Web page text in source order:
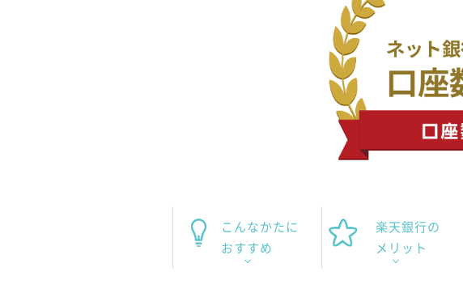
こんなかたに
おすすめ
楽天銀行の
メリット